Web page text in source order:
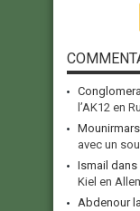
Conglomera
l’AK12 en
avec un
Ismail dans
Kiel en
Abdenour